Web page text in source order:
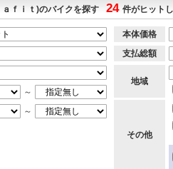
ｆｉｔ)のバイクを探す 24 件がヒットし
～
～
本体価格
支払総額
地域
その他